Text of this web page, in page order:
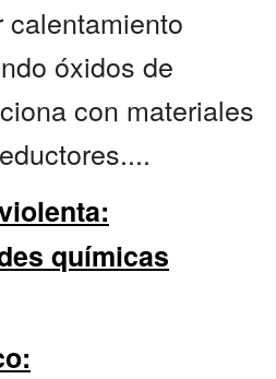
óxidos de
con materiales
químicas